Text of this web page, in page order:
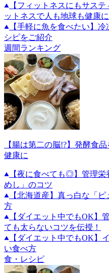
【フィットネスにもサス
ットネスで人も地球も健康に
【手軽に魚を食べたい】
シピをご紹介
週間ランキング
【腸は第二の脳!?】発酵食
健康に
【夜に食べても◎】管理
めし」のコツ
【北海道産】真っ白な「
方
【ダイエット中でもOK】
ても太らないコツを伝授！
【ダイエット中でもOK】
い食べ方
食・レシピ